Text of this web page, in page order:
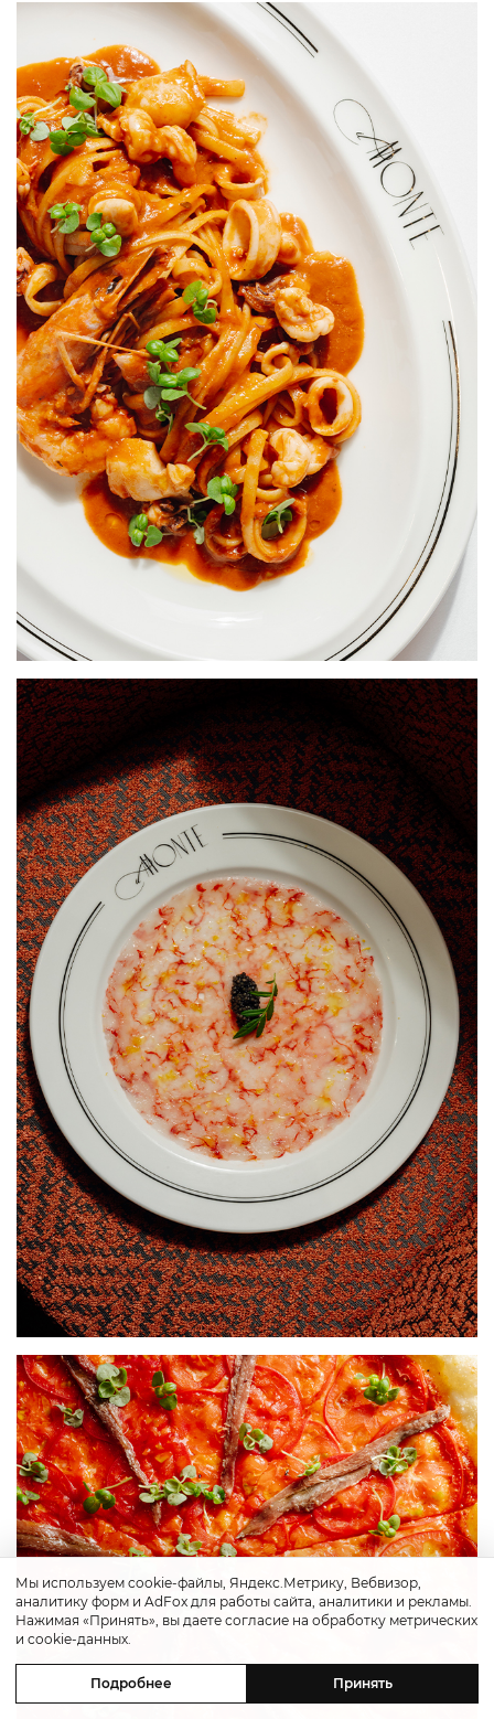
Мы используем cookie-файлы, Яндекс.Метрику, Вебвизор,
аналитику форм и AdFox для работы сайта, аналитики и рекламы.
Нажимая «Принять», вы даете согласие на обработку метрических
и cookie-данных.
Подробнее Принять